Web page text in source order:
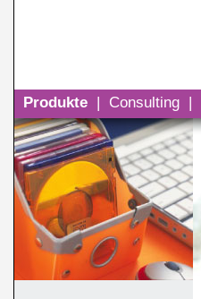
Produkte | Consulting |